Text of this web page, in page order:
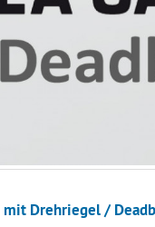
mit Drehriegel /